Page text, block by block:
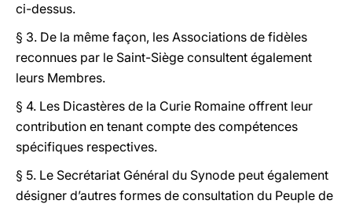
ci-dessus.
§ 3. De la même façon, les Associations de fidèles
reconnues par le Saint-Siège consultent également
leurs Membres.
§ 4. Les Dicastères de la Curie Romaine offrent leur
contribution en tenant compte des compétences
spécifiques respectives.
§ 5. Le Secrétariat Général du Synode peut également
désigner d’autres formes de consultation du Peuple de